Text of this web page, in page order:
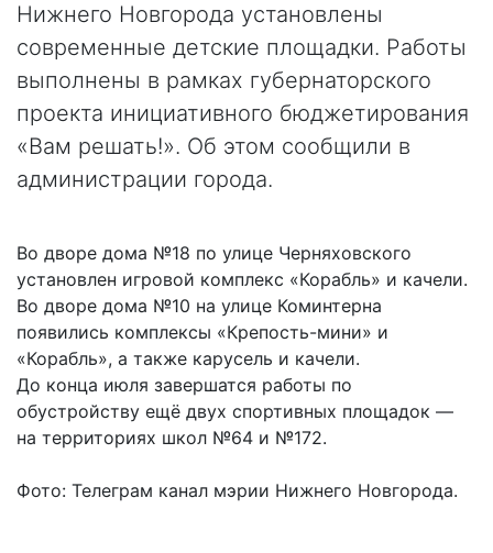
Нижнего Новгорода установлены
современные детские площадки. Работы
выполнены в рамках губернаторского
проекта инициативного бюджетирования
«Вам решать!». Об этом сообщили в
администрации города.
Во дворе дома №18 по улице Черняховского
установлен игровой комплекс «Корабль» и качели.
Во дворе дома №10 на улице Коминтерна
появились комплексы «Крепость-мини» и
«Корабль», а также карусель и качели.
До конца июля завершатся работы по
обустройству ещё двух спортивных площадок —
на территориях школ №64 и №172.
Фото: Телеграм канал мэрии Нижнего Новгорода.